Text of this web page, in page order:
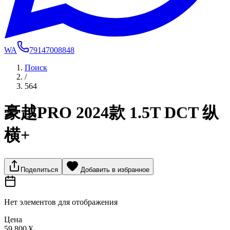
WA
79147008848
Поиск
/
564
豪越PRO 2024款 1.5T DCT 纵
横+
Поделиться Добавить в избранное
Нет элементов для отображения
Цена